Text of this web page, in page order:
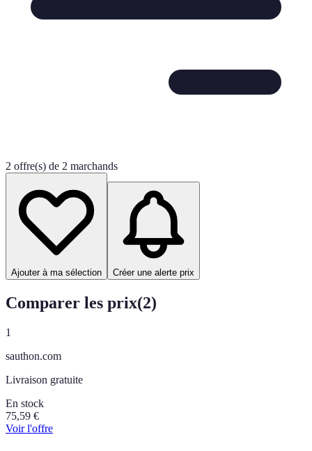
2 offre(s) de 2 marchands
Ajouter à ma sélection Créer une alerte prix
Comparer les prix(2)
1
sauthon.com
Livraison gratuite
En stock
75,59 €
Voir l'offre